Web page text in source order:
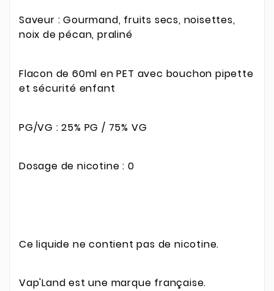
Saveur : Gourmand, fruits secs, noisettes,
noix de pécan, praliné
Flacon de 60ml en PET avec bouchon pipette
et sécurité enfant
PG/VG : 25% PG / 75% VG
Dosage de nicotine : 0
Ce liquide ne contient pas de nicotine.
Vap'Land est une marque française.